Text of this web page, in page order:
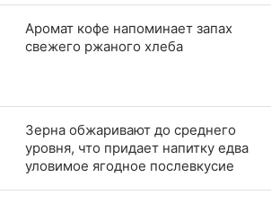
Аромат кофе напоминает запах
свежего ржаного хлеба
Зерна обжаривают до среднего
уровня, что придает напитку едва
уловимое ягодное послевкусие